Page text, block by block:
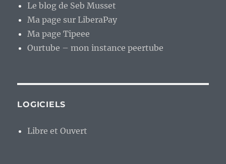
Le blog de Seb Musset
Ma page sur LiberaPay
Ma page Tipeee
Ourtube – mon instance peertube
LOGICIELS
Libre et Ouvert